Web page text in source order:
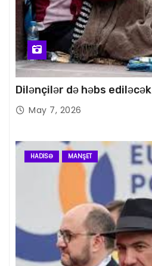
Dilənçilər də həbs ediləcək
May 7, 2026
HADISƏ MANŞET